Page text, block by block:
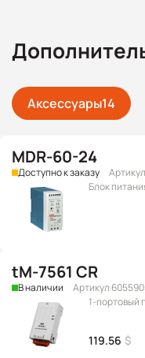
Аксессуары14
MDR-60-24
Доступно к заказу
Блок
tM-7561 CR
В наличии
Артикул
1-портовый
119.56 $